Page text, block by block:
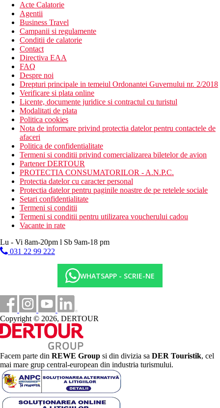
Acte Calatorie
Agentii
Business Travel
Campanii si regulamente
Conditii de calatorie
Contact
Directiva EAA
FAQ
Despre noi
Drepturi principale in temeiul Ordonantei Guvernului nr. 2/2018
Verificare si plata online
Licente, documente juridice si contractul cu turistul
Modalitati de plata
Politica cookies
Nota de informare privind protectia datelor pentru contactele de
afaceri
Politica de confidentialitate
Termeni si conditii privind comercializarea biletelor de avion
Partener DERTOUR
PROTECTIA CONSUMATORILOR - A.N.P.C.
Protectia datelor cu caracter personal
Protectia datelor pentru paginile noastre de pe retelele sociale
Setari confidentialitate
Termeni si conditii
Termeni si conditii pentru utilizarea voucherului cadou
Vacante in rate
Lu - Vi 8am-20pm l Sb 9am-18 pm
031 22 99 222
WHATSAPP - SCRIE-NE
Copyright © 2026, DERTOUR
Facem parte din REWE Group si din divizia sa DER Touristik, cel
mai mare grup central-european din industria turismului.